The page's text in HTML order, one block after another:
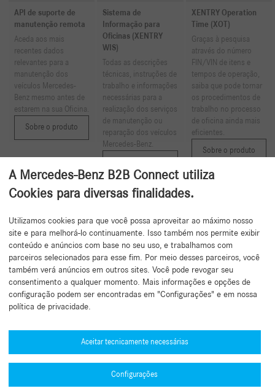
API de suporte de
manutenção remota
Aceda aos mais
recentes dados
relevantes para a
manutenção dos
veículos Mercedes-
Benz mesmo antes de
estarem na sua Oficina.
Sobre o produto
Sistema de
Informação para
Oficinas (XENTRY
WIS)
Todas as descrições
técnicas, instruções de
trabalho e informações
necessárias para a
realização dos serviços
de manutenção ou
reparação dos veículos
Mercedes-Benz.
XENTRY Operation
Time (XOT)
Graças à pesquisa
através do número
FIN/VIN de itens e
tempos de operação,
saiba que pode tornar
os procedimentos de
trabalho no processo
de oficina ainda mais
eficientes.
Sobre o produto
1 2
A Mercedes-Benz B2B Connect utiliza
Cookies para diversas finalidades.
Utilizamos cookies para que você possa aproveitar ao máximo nosso
site e para melhorá-lo continuamente. Isso também nos permite exibir
conteúdo e anúncios com base no seu uso, e trabalhamos com
parceiros selecionados para esse fim. Por meio desses parceiros, você
também verá anúncios em outros sites. Você pode revogar seu
consentimento a qualquer momento. Mais informações e opções de
configuração podem ser encontradas em "Configurações" e em nossa
política de privacidade.
Aceitar tecnicamente necessárias
Configurações
Voltar ao topo
Precisa de ajuda?
Mercedes-Benz Global Training
Notícias